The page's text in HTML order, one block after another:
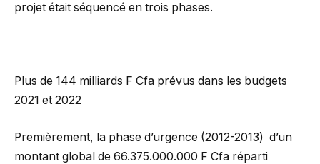
projet était séquencé en trois phases.
Plus de 144 milliards F Cfa prévus dans les budgets
2021 et 2022
Premièrement, la phase d’urgence (2012-2013) d’un
montant global de 66.375.000.000 F Cfa réparti